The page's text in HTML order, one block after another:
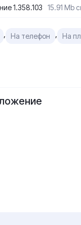
1.358.103 15.91 Mb
, На телефон , На